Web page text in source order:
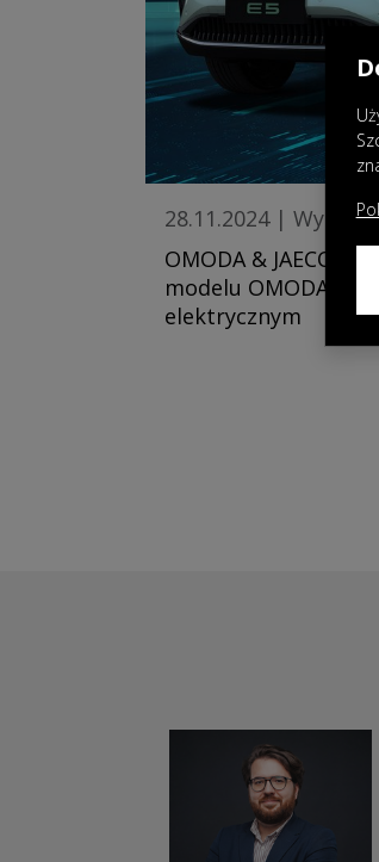
28.11.2024 |
OMODA & JAECOO
modelu OMODA E5
elektrycznym